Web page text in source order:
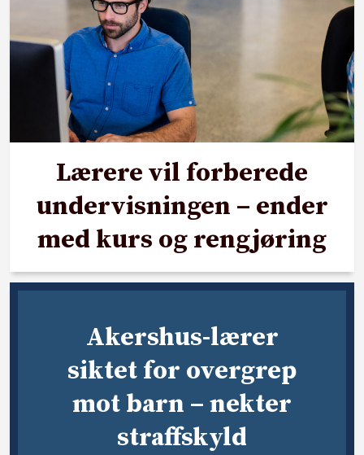
Lærere vil forberede
undervisningen – ender
med kurs og rengjøring
Akershus-lærer
siktet for overgrep
mot barn – nekter
straffskyld